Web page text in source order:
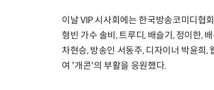
이날 VIP 시사회에는 한국방송코미디협
형빈 가수 솔비, 트루디, 배슬기, 정이한,
차현승, 방송인 서동주, 디자이너 박윤희
여 '개콘'의 부활을 응원했다.